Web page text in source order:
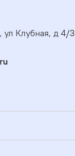
ул Клубная, д 4/3